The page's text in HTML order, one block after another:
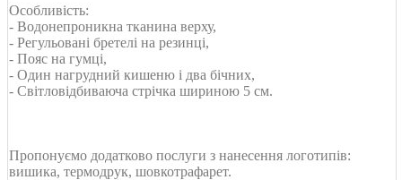
Особливість:
- Водонепроникна тканина верху,
- Регульовані бретелі на резинці,
- Пояс на гумці,
- Один нагрудний кишеню і два бічних,
- Світловідбиваюча стрічка шириною 5 см.
Пропонуємо додатково послуги з нанесення логотипів:
вишика, термодрук, шовкотрафарет.